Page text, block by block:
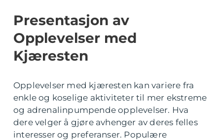
Presentasjon av
Opplevelser med
Kjæresten
Opplevelser med kjæresten kan variere fra
enkle og koselige aktiviteter til mer ekstreme
og adrenalinpumpende opplevelser. Hva
dere velger å gjøre avhenger av deres felles
interesser og preferanser. Populære